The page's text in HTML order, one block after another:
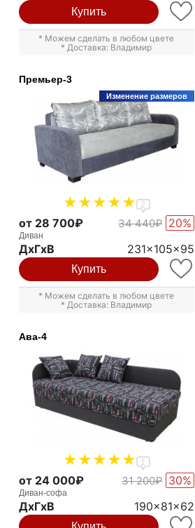
Купить
* Можем сделать в любом цвете
* Доставка: Владимир
Премьер-3
Изменение размеров
2
от 28 700₽ 34 440₽ 20%
Диван
ДxГxВ 231x105x95
Купить
* Можем сделать в любом цвете
* Доставка: Владимир
Ава-4
1
от 24 000₽ 31 200₽ 30%
Диван-софа
ДxГxВ 190x81x62